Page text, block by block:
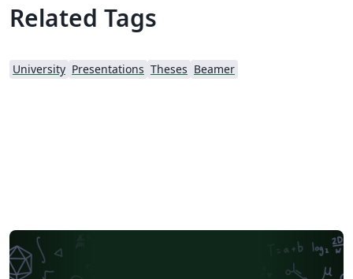
Related Tags
University Presentations Theses Beamer